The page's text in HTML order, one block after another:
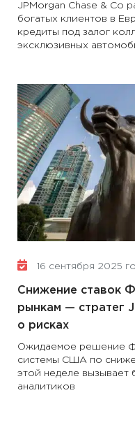
JPMorgan Chase & Co
богатых клиентов в
кредиты под залог
эксклюзивных
16 сентября 2025
Снижение ставок
рынкам — стратег
о рисках
Ожидаемое решение
системы США по
этой неделе вызывает
аналитиков